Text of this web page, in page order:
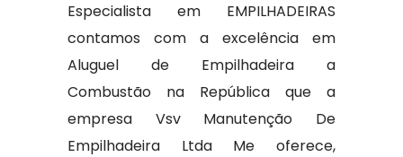
Especialista em EMPILHADEIRAS
contamos com a excelência em
Aluguel de Empilhadeira a
Combustão na República que a
empresa Vsv Manutenção De
Empilhadeira Ltda Me oferece,